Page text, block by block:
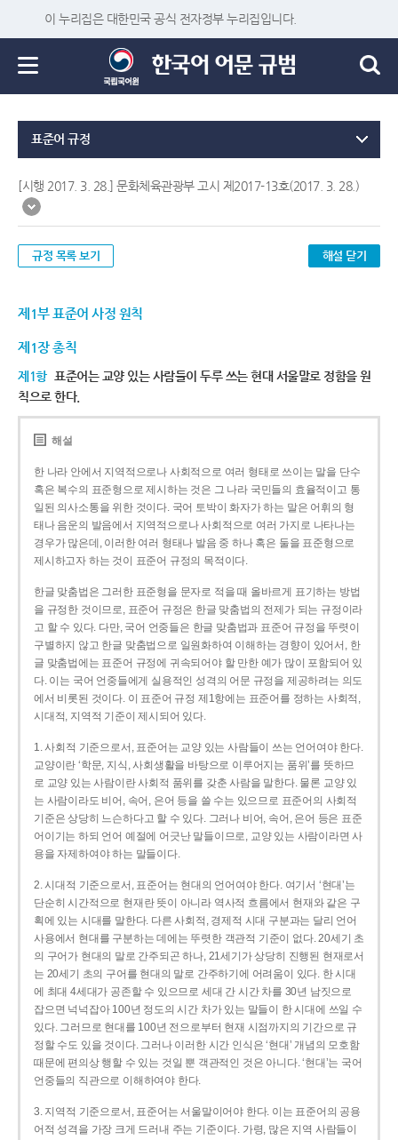
이 누리집은 대한민국 공식 전자정부 누리집입니다.
표준어 규정
[시행 2017. 3. 28.] 문화체육관광부 고시 제2017-13호(2017. 3. 28.)
규정 목록 보기 해설 닫기
제1부 표준어 사정 원칙
제1장 총칙
제1항 표준어는 교양 있는 사람들이 두루 쓰는 현대 서울말로 정함을 원
칙으로 한다.
해설
한 나라 안에서 지역적으로나 사회적으로 여러 형태로 쓰이는 말을 단수
혹은 복수의 표준형으로 제시하는 것은 그 나라 국민들의 효율적이고 통
일된 의사소통을 위한 것이다. 국어 토박이 화자가 하는 말은 어휘의 형
태나 음운의 발음에서 지역적으로나 사회적으로 여러 가지로 나타나는
경우가 많은데, 이러한 여러 형태나 발음 중 하나 혹은 둘을 표준형으로
제시하고자 하는 것이 표준어 규정의 목적이다.
한글 맞춤법은 그러한 표준형을 문자로 적을 때 올바르게 표기하는 방법
을 규정한 것이므로, 표준어 규정은 한글 맞춤법의 전제가 되는 규정이라
고 할 수 있다. 다만, 국어 언중들은 한글 맞춤법과 표준어 규정을 뚜렷이
구별하지 않고 한글 맞춤법으로 일원화하여 이해하는 경향이 있어서, 한
글 맞춤법에는 표준어 규정에 귀속되어야 할 만한 예가 많이 포함되어 있
다. 이는 국어 언중들에게 실용적인 성격의 어문 규정을 제공하려는 의도
에서 비롯된 것이다. 이 표준어 규정 제1항에는 표준어를 정하는 사회적,
시대적, 지역적 기준이 제시되어 있다.
1. 사회적 기준으로서, 표준어는 교양 있는 사람들이 쓰는 언어여야 한다.
교양이란 ‘학문, 지식, 사회생활을 바탕으로 이루어지는 품위’를 뜻하므
로 교양 있는 사람이란 사회적 품위를 갖춘 사람을 말한다. 물론 교양 있
는 사람이라도 비어, 속어, 은어 등을 쓸 수는 있으므로 표준어의 사회적
기준은 상당히 느슨하다고 할 수 있다. 그러나 비어, 속어, 은어 등은 표준
어이기는 하되 언어 예절에 어긋난 말들이므로, 교양 있는 사람이라면 사
용을 자제하여야 하는 말들이다.
2. 시대적 기준으로서, 표준어는 현대의 언어여야 한다. 여기서 ‘현대’는
단순히 시간적으로 현재란 뜻이 아니라 역사적 흐름에서 현재와 같은 구
획에 있는 시대를 말한다. 다른 사회적, 경제적 시대 구분과는 달리 언어
사용에서 현대를 구분하는 데에는 뚜렷한 객관적 기준이 없다. 20세기 초
의 구어가 현대의 말로 간주되곤 하나, 21세기가 상당히 진행된 현재로서
는 20세기 초의 구어를 현대의 말로 간주하기에 어려움이 있다. 한 시대
에 최대 4세대가 공존할 수 있으므로 세대 간 시간 차를 30년 남짓으로
잡으면 넉넉잡아 100년 정도의 시간 차가 있는 말들이 한 시대에 쓰일 수
있다. 그러므로 현대를 100년 전으로부터 현재 시점까지의 기간으로 규
정할 수도 있을 것이다. 그러나 이러한 시간 인식은 ‘현대’ 개념의 모호함
때문에 편의상 행할 수 있는 것일 뿐 객관적인 것은 아니다. ‘현대’는 국어
언중들의 직관으로 이해하여야 한다.
3. 지역적 기준으로서, 표준어는 서울말이어야 한다. 이는 표준어의 공용
어적 성격을 가장 크게 드러내 주는 기준이다. 가령, 많은 지역 사람들이